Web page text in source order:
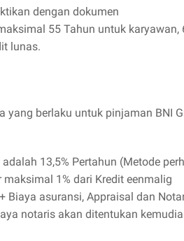
dengan dokumen
55 Tahun untuk
lunas.
berlaku untuk pinjaman BNI
13,5% Pertahun (Metode
1% dari Kredit eenmalig
Biaya asuransi, Appraisal dan
notaris akan ditentukan